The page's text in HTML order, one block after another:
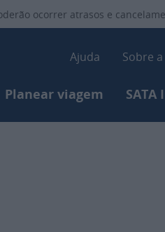
Passar
para
ocorrer atrasos e
Ajuda Sobre a
Primary-menu
Planear viagem SATA